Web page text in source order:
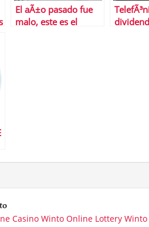
El aÃ±o pasado fue
malo, este es el
Casino Winto Online Lottery